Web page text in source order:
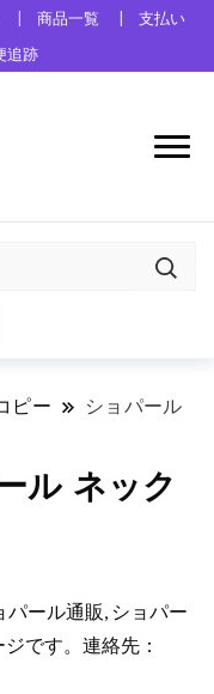
商品一覧
支払い
追跡
ピー
ショパール
ル ネック
パール通販, ショパー
です。連絡先：